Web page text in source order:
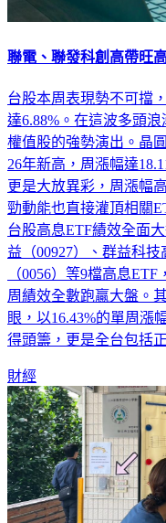
台股本周表現勢不可擋
達6.88%。在這波多頭
權值股的強勢演出。晶
26年新高，周漲幅達
更是大放異彩，周漲幅
勁動能也直接灌頂相關
台股高息ETF績效全面
益（00927）、群益科
（0056）等9檔高息
周績效全數跑贏大盤。
眼，以16.43%的單周漲
財經